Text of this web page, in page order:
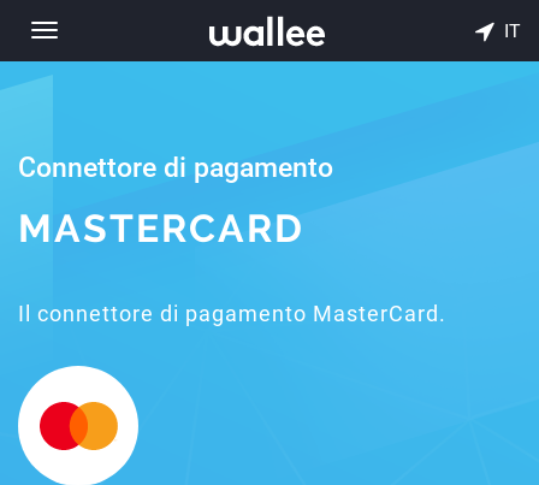
Toggle
navigation
IT
Connettore di pagamento
MASTERCARD
Il connettore di pagamento MasterCard.